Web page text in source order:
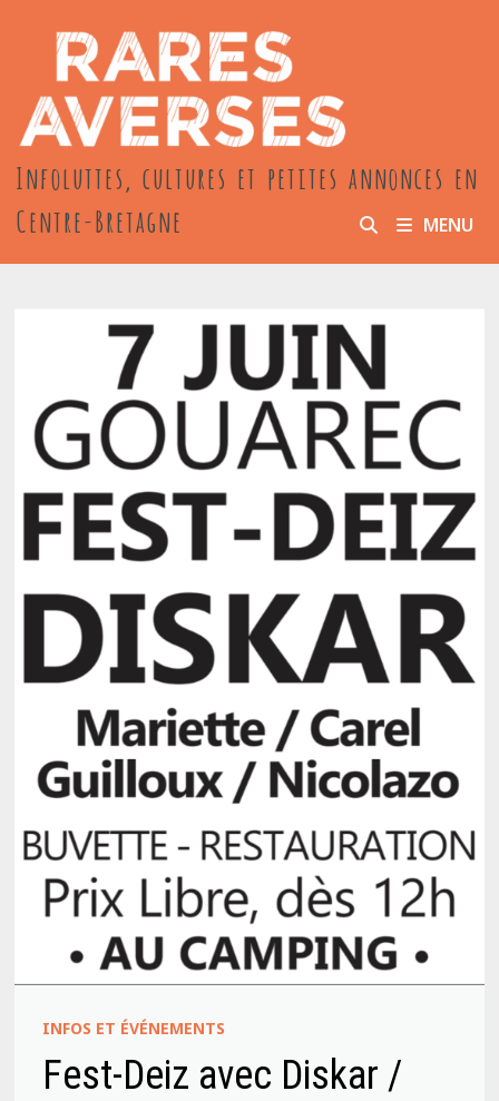
contenu
Infoluttes, cultures et petites annonces en
Centre-Bretagne
MENU
INFOS ET ÉVÉNEMENTS
Fest-Deiz avec Diskar /